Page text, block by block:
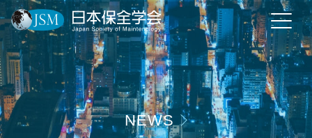
NEWS